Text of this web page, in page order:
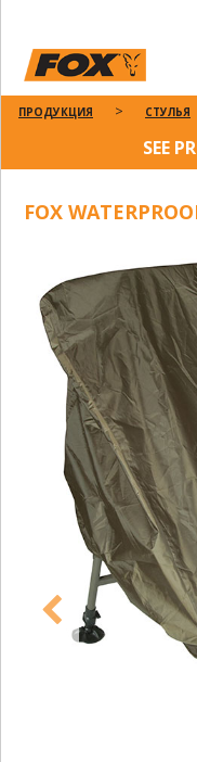
ПРОДУКЦИЯ СТУЛЬЯ
SEE
FOX